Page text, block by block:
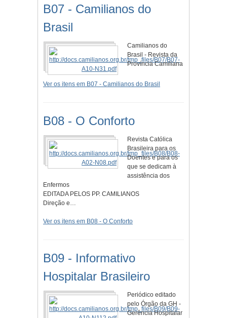
B07 - Camilianos do
Brasil
Camilianos do
Brasil - Revista da
Província Camiliana
Ver os itens em B07 - Camilianos do Brasil
B08 - O Conforto
Revista Católica
Brasileira para os
Doentes e para os
que se dedicam à
assistência dos
Enfermos
EDITADA PELOS PP. CAMILIANOS
Direção e…
Ver os itens em B08 - O Conforto
B09 - Informativo
Hospitalar Brasileiro
Periódico editado
pelo Órgão da GH -
Gerência Hospitalar